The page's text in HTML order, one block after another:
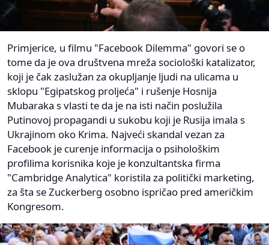
Primjerice, u filmu "Facebook Dilemma" govori se o
tome da je ova društvena mreža sociološki katalizator,
koji je čak zaslužan za okupljanje ljudi na ulicama u
sklopu "Egipatskog proljeća" i rušenje Hosnija
Mubaraka s vlasti te da je na isti način poslužila
Putinovoj propagandi u sukobu koji je Rusija imala s
Ukrajinom oko Krima. Najveći skandal vezan za
Facebook je curenje informacija o psihološkim
profilima korisnika koje je konzultantska firma
"Cambridge Analytica" koristila za politički marketing,
za šta se Zuckerberg osobno ispričao pred američkim
Kongresom.